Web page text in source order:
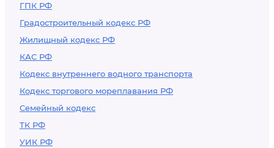
ГПК РФ
Градостроительный кодекс РФ
Жилищный кодекс РФ
КАС РФ
Кодекс внутреннего водного транспорта
Кодекс торгового мореплавания РФ
Семейный кодекс
ТК РФ
УИК РФ